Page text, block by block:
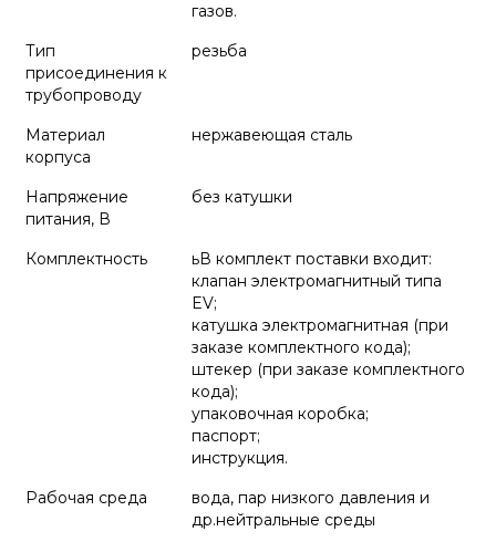
газов.
Тип
присоединения к
трубопроводу
резьба
Материал
корпуса
нержавеющая сталь
Напряжение
питания, В
без катушки
Комплектность
ьВ комплект поставки входит:
клапан электромагнитный типа
EV;
катушка электромагнитная (при
заказе комплектного кода);
штекер (при заказе комплектного
кода);
упаковочная коробка;
паспорт;
инструкция.
Рабочая среда
вода, пар низкого давления и
др.нейтральные среды